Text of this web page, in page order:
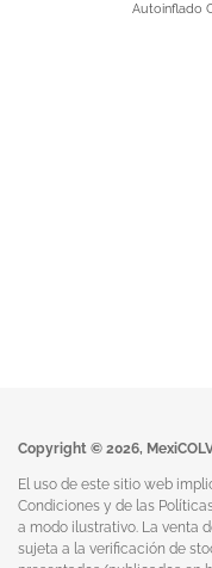
Autoinflado
Copyright © 2026,
El uso de este sitio web
Condiciones y de las
a modo ilustrativo. La venta
sujeta a la verificación de